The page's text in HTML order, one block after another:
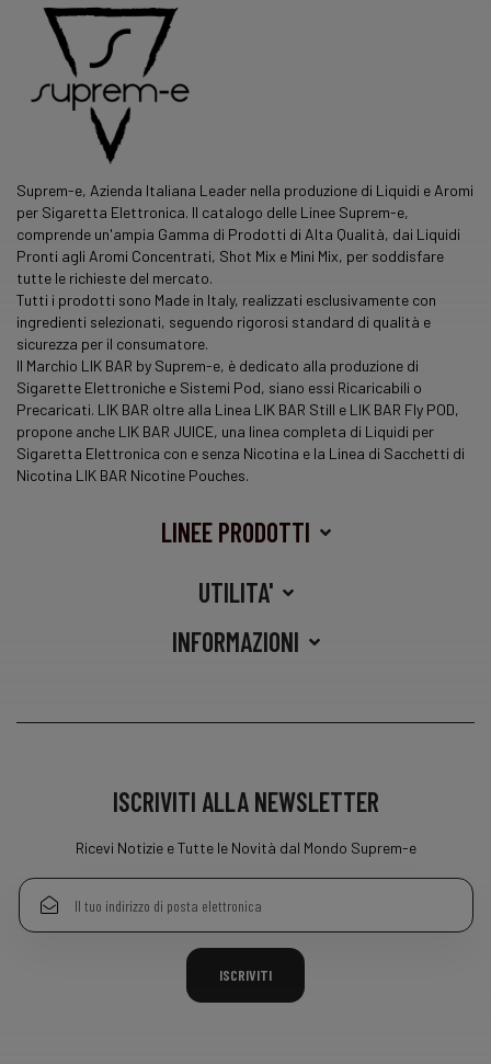
Suprem-e, Azienda Italiana Leader nella produzione di Liquidi e Aromi
per Sigaretta Elettronica. Il catalogo delle Linee Suprem-e,
comprende un'ampia Gamma di Prodotti di Alta Qualità, dai Liquidi
Pronti agli Aromi Concentrati, Shot Mix e Mini Mix, per soddisfare
tutte le richieste del mercato.
Tutti i prodotti sono Made in Italy, realizzati esclusivamente con
ingredienti selezionati, seguendo rigorosi standard di qualità e
sicurezza per il consumatore.
Il Marchio LIK BAR by Suprem-e, è dedicato alla produzione di
Sigarette Elettroniche e Sistemi Pod, siano essi Ricaricabili o
Precaricati. LIK BAR oltre alla Linea LIK BAR Still e LIK BAR Fly POD,
propone anche LIK BAR JUICE, una linea completa di Liquidi per
Sigaretta Elettronica con e senza Nicotina e la Linea di Sacchetti di
Nicotina LIK BAR Nicotine Pouches.
LINEE PRODOTTI
UTILITA'
INFORMAZIONI
ISCRIVITI ALLA NEWSLETTER
Ricevi Notizie e Tutte le Novità dal Mondo Suprem-e
ISCRIVITI